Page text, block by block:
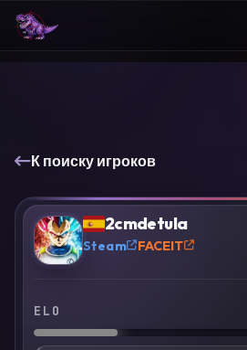
К поиску игроков
? 2cmdetula
Steam FACEIT
ELO